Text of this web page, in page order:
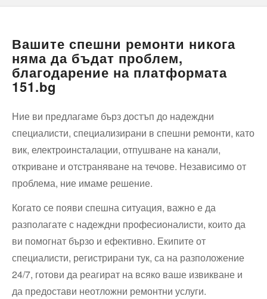
Вашите спешни ремонти никога
няма да бъдат проблем,
благодарение на платформата
151.bg
Ние ви предлагаме бърз достъп до надеждни
специалисти, специализирани в спешни ремонти, като
вик, електроинсталации, отпушване на канали,
откриване и отстраняване на течове. Независимо от
проблема, ние имаме решение.
Когато се появи спешна ситуация, важно е да
разполагате с надеждни професионалисти, които да
ви помогнат бързо и ефективно. Екипите от
специалисти, регистрирани тук, са на разположение
24/7, готови да реагират на всяко ваше извикване и
да предостави неотложни ремонтни услуги.